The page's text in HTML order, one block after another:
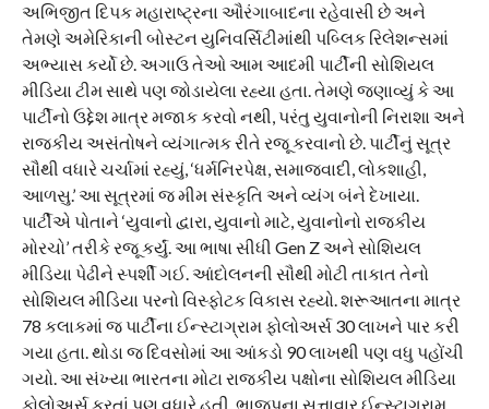
અભિજીત દિપક મહારાષ્ટ્રના ઔરંગાબાદના રહેવાસી છે અને
તેમણે અમેરિકાની બોસ્ટન યુનિવર્સિટીમાંથી પબ્લિક રિલેશન્સમાં
અભ્યાસ કર્યો છે. અગાઉ તેઓ આમ આદમી પાર્ટીની સોશિયલ
મીડિયા ટીમ સાથે પણ જોડાયેલા રહ્યા હતા. તેમણે જણાવ્યું કે આ
પાર્ટીનો ઉદ્દેશ માત્ર મજાક કરવો નથી, પરંતુ યુવાનોની નિરાશા અને
રાજકીય અસંતોષને વ્યંગાત્મક રીતે રજૂ કરવાનો છે. પાર્ટીનું સૂત્ર
સૌથી વધારે ચર્ચામાં રહ્યું, ‘ધર્મનિરપેક્ષ, સમાજવાદી, લોકશાહી,
આળસુ.’ આ સૂત્રમાં જ મીમ સંસ્કૃતિ અને વ્યંગ બંને દેખાયા.
પાર્ટીએ પોતાને ‘યુવાનો દ્વારા, યુવાનો માટે, યુવાનોનો રાજકીય
મોરચો’ તરીકે રજૂ કર્યું. આ ભાષા સીધી Gen Z અને સોશિયલ
મીડિયા પેઢીને સ્પર્શી ગઈ. આંદોલનની સૌથી મોટી તાકાત તેનો
સોશિયલ મીડિયા પરનો વિસ્ફોટક વિકાસ રહ્યો. શરૂઆતના માત્ર
78 કલાકમાં જ પાર્ટીના ઈન્સ્ટાગ્રામ ફોલોઅર્સ 30 લાખને પાર કરી
ગયા હતા. થોડા જ દિવસોમાં આ આંકડો 90 લાખથી પણ વધુ પહોંચી
ગયો. આ સંખ્યા ભારતના મોટા રાજકીય પક્ષોના સોશિયલ મીડિયા
ફોલોઅર્સ કરતાં પણ વધારે હતી. ભાજપના સત્તાવાર ઈન્સ્ટાગ્રામ